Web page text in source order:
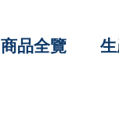
商品全覽